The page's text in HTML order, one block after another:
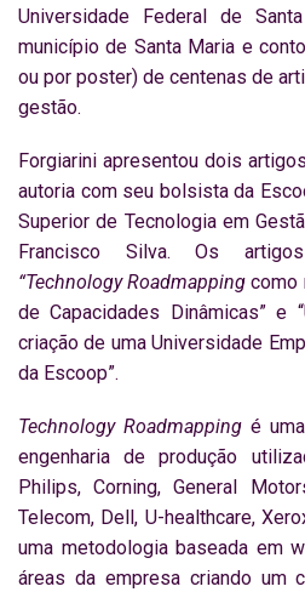
Universidade Federal de
município de Santa Maria e
ou por poster) de centenas de
gestão.
Forgiarini apresentou dois
autoria com seu bolsista da
Superior de Tecnologia em
Francisco Silva. Os
“Technology Roadmapping como
de Capacidades Dinâmicas” e
criação de uma Universidade
da Escoop”.
Technology Roadmapping é
engenharia de produção
Philips, Corning, General
Telecom, Dell, U-healthcare,
uma metodologia baseada em
áreas da empresa criando um